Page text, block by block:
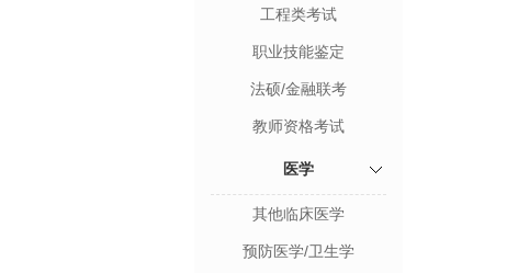
工程类考试
职业技能鉴定
法硕/金融联考
教师资格考试
医学
其他临床医学
预防医学/卫生学